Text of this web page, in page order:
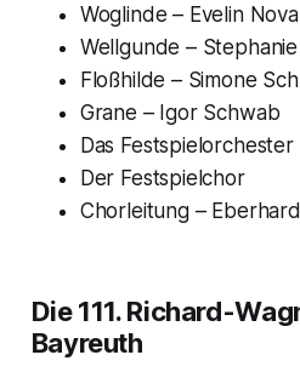
Woglinde – Evelin
Wellgunde –
Floßhilde – Simone
Grane – Igor Schwab
Das Festspielorchester
Der Festspielchor
Chorleitung –
Die 111. Richard-
Bayreuth